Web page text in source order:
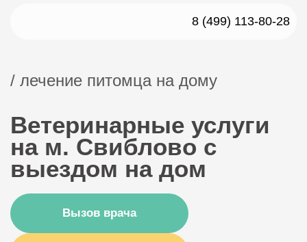
8 (499) 113-80-28
/ лечение питомца на дому
Ветеринарные услуги
на м. Свиблово с
выездом на дом
Вызов врача